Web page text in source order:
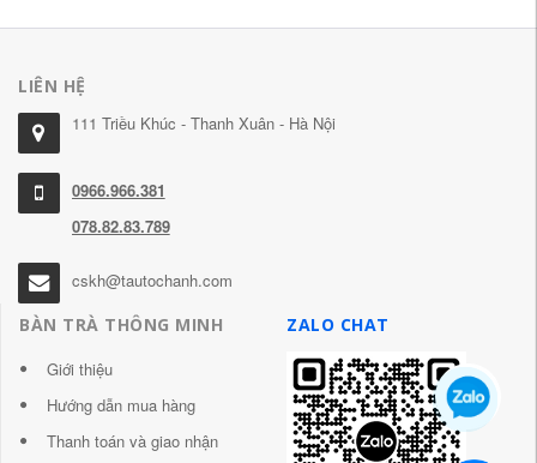
LIÊN HỆ
111 Triều Khúc - Thanh Xuân - Hà Nội
0966.966.381
078.82.83.789
cskh@tautochanh.com
BÀN TRÀ THÔNG MINH
Giới thiệu
Hướng dẫn mua hàng
Thanh toán và giao nhận
ZALO CHAT